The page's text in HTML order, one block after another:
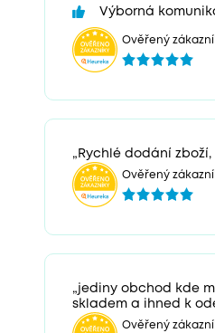
Výborná
Ověřený
„Rychlé dodání zboží,
Ověřený
„jediny obchod kde
skladem a ihned k
Ověřený